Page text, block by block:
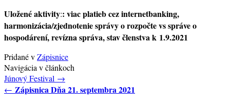
Uložené aktivity:: viac platieb cez internetbanking,
harmonizácia/zjednotenie správy o rozpočte vs správe o
hospodárení, revízna správa, stav členstva k 1.9.2021
Pridané vZápisnice
Navigácia v článkoch
Júnový Festival →
← Zápisnica Dňa 21. septembra 2021